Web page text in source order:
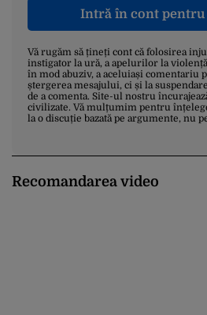
Intră în cont pentru
Vă rugăm să țineți cont că folosirea
instigator la ură, a apelurilor la
în mod abuziv, a aceluiași comentariu
ștergerea mesajului, ci și la
de a comenta. Site-ul nostru
civilizate. Vă mulțumim pentru
la o discuție bazată pe argumente, nu
Recomandarea video